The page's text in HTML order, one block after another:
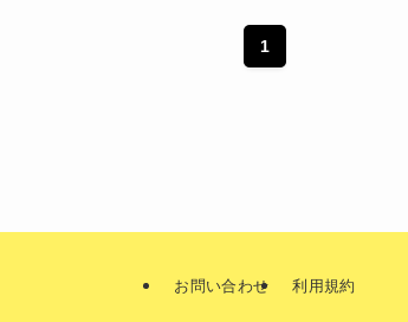
1
お問い合わせ 利用規約